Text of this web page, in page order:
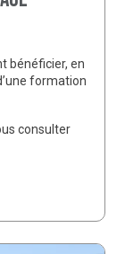
bénéficier, en
formation
consulter